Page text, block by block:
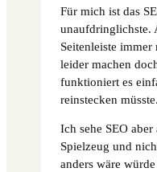
Für mich ist das
unaufdringlichste.
Seitenleiste
leider machen
funktioniert es
reinstecken müsste.
Ich sehe SEO
Spielzeug und
anders wäre